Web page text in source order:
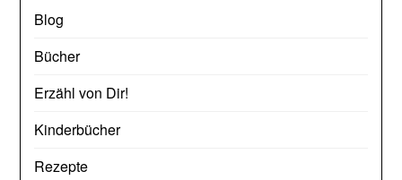
Blog
Bücher
Erzähl von Dir!
Kinderbücher
Rezepte